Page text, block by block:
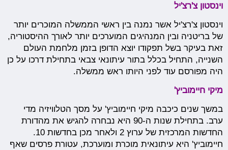
וינסטון צ'רצ'יל
וינסטון צ'רצ'יל אשר נמנה בין ראשי הממשלה המוכרים יותר
של בריטניה ובין המנהיגים המוערכים יותר לאורך ההיסטוריה,
זאת בעיקר בשל תפקודו יוצא הדופן בזמן מלחמת העולם
השנייה, התחיל בכלל בתור עיתונאי צבאי בתחילת דרכו על כן
היה מפורסם עוד לפני היותו ראש ממשלה.
מיקי חיימוביץ'
במשך שנים כיכבה מיקי חיימוביץ' על מסך הטלוויזיה מדי
ערב. בתחילת שנות ה-90 היא נבחרה להגיש את מהדורת
החדשות המרכזית של ערוץ 2 ולאחר מכן בחדשות 10.
חיימוביץ' היא עיתונאית מוכרת ומוערכת, עטורת פרסים שאף